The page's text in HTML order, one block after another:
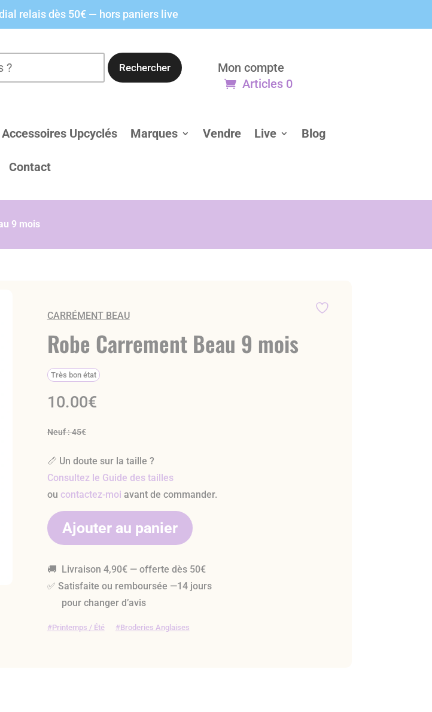
relais dès 50€ — hors paniers live
Rechercher
Mon compte
Articles 0
Accessoires Upcyclés Marques Vendre Live Blog
Contact
9 mois
CARRÉMENT BEAU
Robe Carrement Beau 9 mois
Très bon état
10.00€
Neuf : 45€
📏 Un doute sur la taille ?
Consultez le Guide des tailles
ou contactez-moi avant de commander.
Ajouter au panier
🚚 Livraison 4,90€ — offerte dès 50€
✅ Satisfaite ou remboursée —14 jours
pour changer d’avis
Printemps / Été Broderies Anglaises